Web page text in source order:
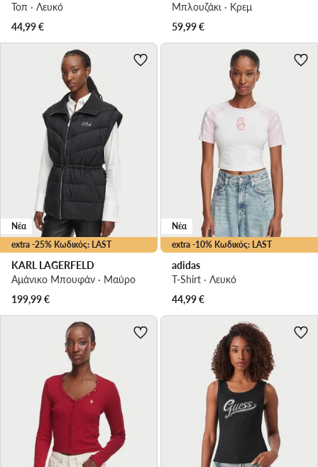
Τοπ · Λευκό
44,99€
Μπλουζάκι · Κρεμ
59,99€
extra -25% Κωδικός: LAST
Νέα
KARL LAGERFELD
Αμάνικο Μπουφάν · Μαύρο
199,99€
extra -10% Κωδικός: LAST
Νέα
adidas
T-Shirt · Λευκό
44,99€